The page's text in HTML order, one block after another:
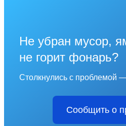
Не убран мусор,
не горит фонарь?
Столкнулись с проблемой
Сообщить о